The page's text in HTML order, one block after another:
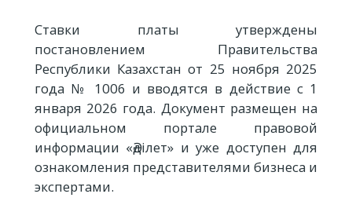
Ставки платы утверждены
постановлением Правительства
Республики Казахстан от 25 ноября 2025
года № 1006 и вводятся в действие с 1
января 2026 года. Документ размещен на
официальном портале правовой
информации «Әділет» и уже доступен для
ознакомления представителями бизнеса и
экспертами.